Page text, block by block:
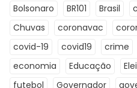
Bolsonaro
BR101 Brasil
Chuvas
coronavac
covid-19
covid19 crime
economia
Educação
futebol
Governador